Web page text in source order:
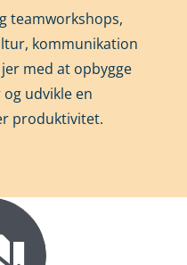
teamworkshops,
kommunikation
med at opbygge
udvikle en
produktivitet.